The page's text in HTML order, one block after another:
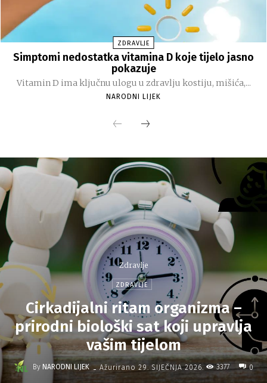
ZDRAVLJE
Simptomi nedostatka vitamina D koje tijelo jasno
pokazuje
Vitamin D ima ključnu ulogu u zdravlju kostiju, mišića,...
NARODNI LIJEK